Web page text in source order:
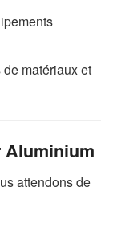
matériaux et
Aluminium
attendons de